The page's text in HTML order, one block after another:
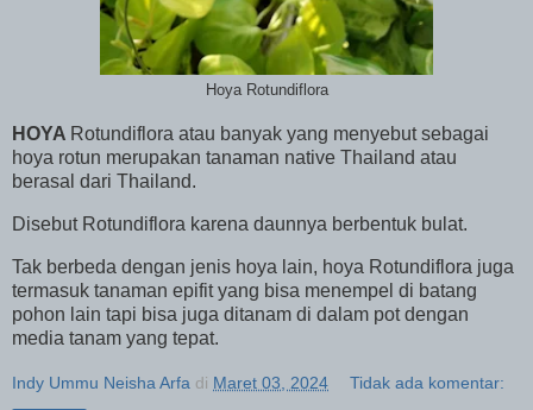
Hoya Rotundiflora
HOYA Rotundiflora atau banyak yang menyebut sebagai
hoya rotun merupakan tanaman native Thailand atau
berasal dari Thailand.
Disebut Rotundiflora karena daunnya berbentuk bulat.
Tak berbeda dengan jenis hoya lain, hoya Rotundiflora juga
termasuk tanaman epifit yang bisa menempel di batang
pohon lain tapi bisa juga ditanam di dalam pot dengan
media tanam yang tepat.
Indy Ummu Neisha Arfa di Maret 03, 2024 Tidak ada komentar: